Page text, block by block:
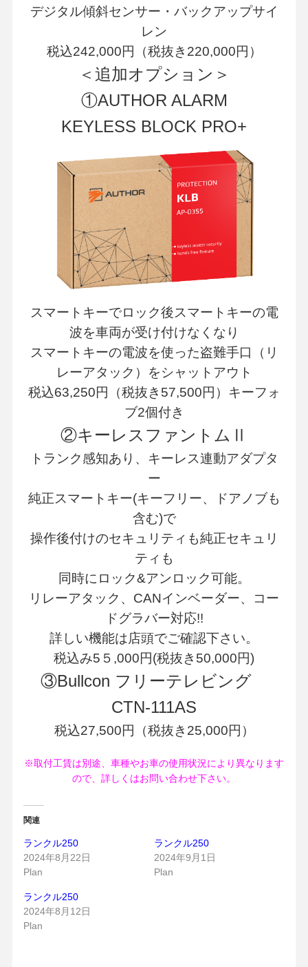
デジタル傾斜センサー・バックアップサイ
レン
税込242,000円（税抜き220,000円）
＜追加オプション＞
①AUTHOR ALARM
KEYLESS BLOCK PRO+
スマートキーでロック後スマートキーの電
波を車両が受け付けなくなり
スマートキーの電波を使った盗難手口（リ
レーアタック）をシャットアウト
税込63,250円（税抜き57,500円）キーフォ
ブ2個付き
②キーレスファントムⅡ
トランク感知あり、キーレス連動アダプタ
ー
純正スマートキー(キーフリー、ドアノブも
含む)で
操作後付けのセキュリティも純正セキュリ
ティも
同時にロック&アンロック可能。
リレーアタック、CANインベーダー、コー
ドグラバー対応!!
詳しい機能は店頭でご確認下さい。
税込み5５,000円(税抜き50,000円)
③Bullcon フリーテレビング
CTN-111AS
税込27,500円（税抜き25,000円）
※取付工賃は別途、車種やお車の使用状況により異なります
ので、詳しくはお問い合わせ下さい。
関連
ランクル250
2024年8月22日
Plan
ランクル250
2024年9月1日
Plan
ランクル250
2024年8月12日
Plan